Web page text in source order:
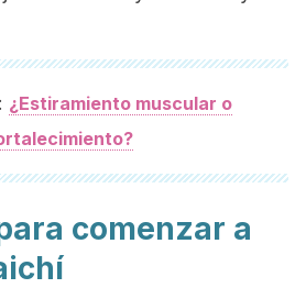
: ¿Estiramiento muscular o
comenzar a